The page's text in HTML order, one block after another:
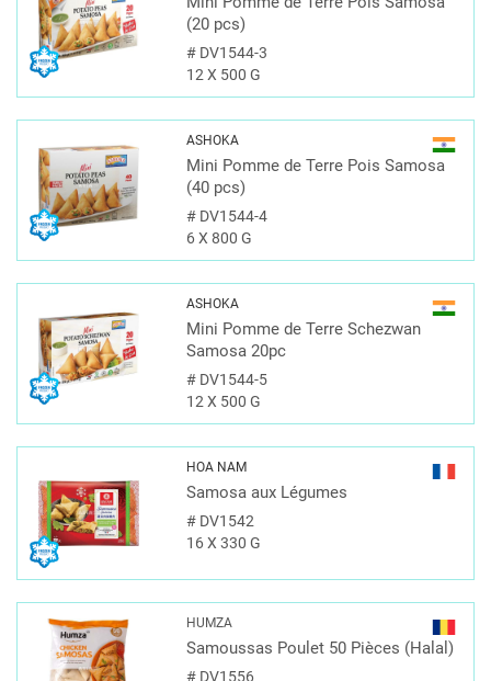
(20 pcs)
#DV1544-3
12 X 500 G
ASHOKA
Mini Pomme de Terre Pois Samosa
(40 pcs)
#DV1544-4
6 X 800 G
ASHOKA
Mini Pomme de Terre Schezwan
Samosa 20pc
#DV1544-5
12 X 500 G
HOA NAM
Samosa aux Légumes
#DV1542
16 X 330 G
HUMZA
Samoussas Poulet 50 Pièces (Halal)
#DV1556